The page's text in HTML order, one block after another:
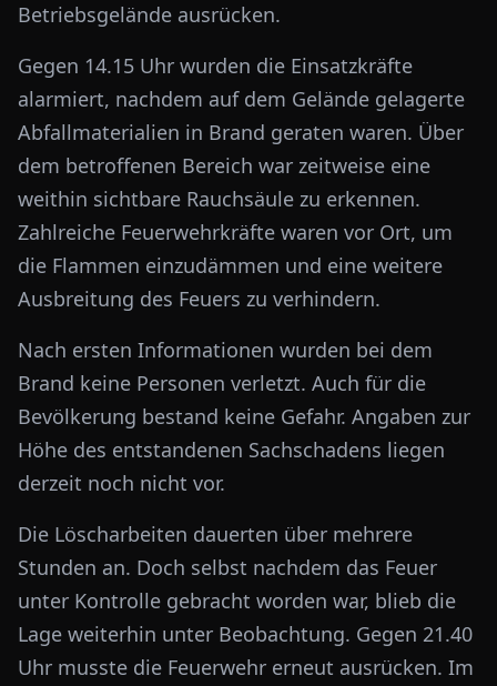
Betriebsgelände ausrücken.
Gegen 14.15 Uhr wurden die Einsatzkräfte
alarmiert, nachdem auf dem Gelände gelagerte
Abfallmaterialien in Brand geraten waren. Über
dem betroffenen Bereich war zeitweise eine
weithin sichtbare Rauchsäule zu erkennen.
Zahlreiche Feuerwehrkräfte waren vor Ort, um
die Flammen einzudämmen und eine weitere
Ausbreitung des Feuers zu verhindern.
Nach ersten Informationen wurden bei dem
Brand keine Personen verletzt. Auch für die
Bevölkerung bestand keine Gefahr. Angaben zur
Höhe des entstandenen Sachschadens liegen
derzeit noch nicht vor.
Die Löscharbeiten dauerten über mehrere
Stunden an. Doch selbst nachdem das Feuer
unter Kontrolle gebracht worden war, blieb die
Lage weiterhin unter Beobachtung. Gegen 21.40
Uhr musste die Feuerwehr erneut ausrücken. Im